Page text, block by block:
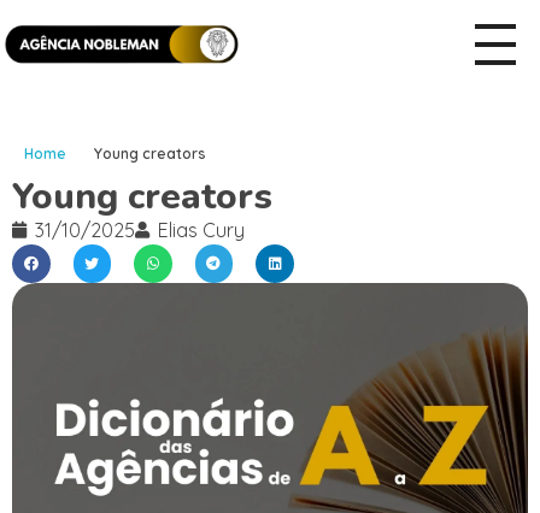
Home Young creators
Young creators
31/10/2025 Elias Cury